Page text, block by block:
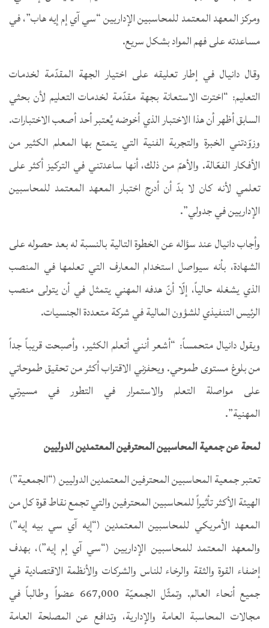
ومركز المعهد المعتمد للمحاسبين الإداريين “سي آي إم إيه هاب”، في
مساعدته على فهم المواد بشكل سريع.
وقال دانيال في إطار تعليقه على اختيار الجهة المقدّمة لخدمات
التعليم: “اخترت الاستعانة بجهة مقدّمة لخدمات التعليم لأن بحثي
السابق أظهر أن هذا الاختبار الذي أخوضه يُعتبر أحد أصعب الاختبارات.
وزوّدتني الخبرة والتجربة الفنية التي يتمتع بها المعلم الكثير من
الأفكار الفعّالة. والأهمّ من ذلك، أنها ساعدتني في التركيز أكثر على
تعلمي لأنه كان لا بدّ أن أدرج اختبار المعهد المعتمد للمحاسبين
الإداريين في جدولي”.
وأجاب دانيال عند سؤاله عن الخطوة التالية بالنسبة له بعد حصوله على
الشهادة، بأنه سيواصل استخدام المعارف التي تعلمها في المنصب
الذي يشغله حالياً، إلّا أنّ هدفه المهني يتمثل في أن يتولى منصب
الرئيس التنفيذي للشؤون المالية في شركة متعددة الجنسيات.
ويقول دانيال متحمساً: “أشعر أنني أتعلم الكثير، وأصبحت قريباً جداً
من بلوغ مستوى طموحي. ويحفزني الاقتراب أكثر من تحقيق طموحاتي
على مواصلة التعلم والاستمرار في التطور في مسيرتي
المهنية”.
لمحة عن جمعية المحاسبين المحترفين المعتمدين الدوليين
تعتبر جمعية المحاسبين المحترفين المعتمدين الدوليين (“الجمعية”)
الهيئة الأكثر تأثيراً للمحاسبين المحترفين والتي تجمع نقاط قوة كل من
المعهد الأمريكي للمحاسبين المعتمدين (“إيه آي سي بيه إيه”)
والمعهد المعتمد للمحاسبين الإداريين (“سي آي إم إيه”)، بهدف
إضفاء القوة والثقة والرخاء للناس والشركات والأنظمة الاقتصادية في
جميع أنحاء العالم. وتمثّل الجمعيّة 667,000 عضواً وطالباً في
مجالات المحاسبة العامة والإدارية، وتدافع عن المصلحة العامة